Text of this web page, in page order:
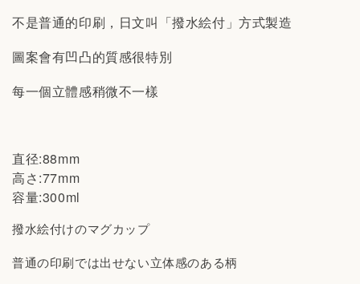
不是普通的印刷，日文叫「撥水絵付」方式製造
圖案會有凹凸的質感很特別
每一個立體感稍微不一樣
直径:88mm
高さ:77mm
容量:300ml
撥水絵付けのマグカップ
普通の印刷では出せない立体感のある柄